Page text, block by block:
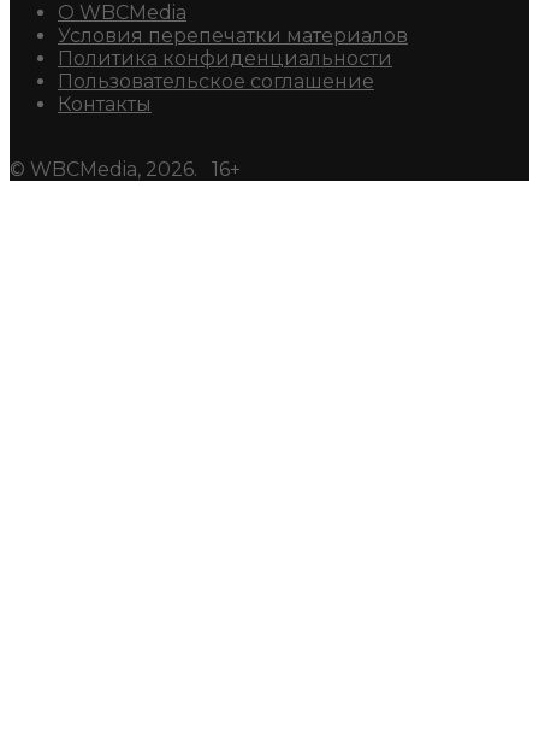
О WBCMedia
Условия перепечатки материалов
Политика конфиденциальности
Пользовательское соглашение
Контакты
© WBCMedia, 2026. 16+